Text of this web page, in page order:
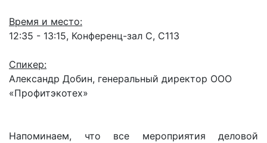
Время и место:
12:35 - 13:15, Конференц-зал С, С113
Спикер:
Александр Добин, генеральный директор ООО
«Профитэкотех»
Напоминаем, что все мероприятия деловой